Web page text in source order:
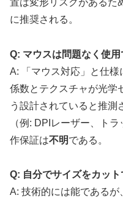
に推奨される。
Q: マウスは問題なく使用
A: 「マウス対応」と仕
係数とテクスチャが光学
う設計されていると推測
（例: DPIレーザー、ト
作保証は不明である。
Q: 自分でサイズをカット
A: 技術的には能である